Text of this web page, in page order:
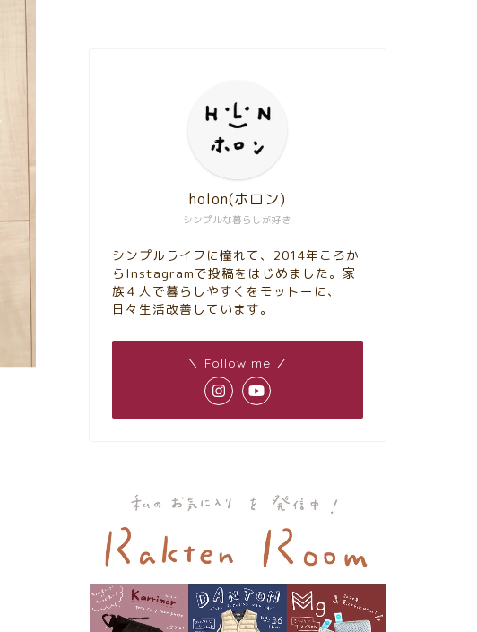
シンプルな暮らしが好き
holon(ホロン)
シンプルライフに憧れて、2014年ころか
らInstagramで投稿をはじめました。家
族４人で暮らしやすくをモットーに、
日々生活改善しています。
＼ Follow me ／